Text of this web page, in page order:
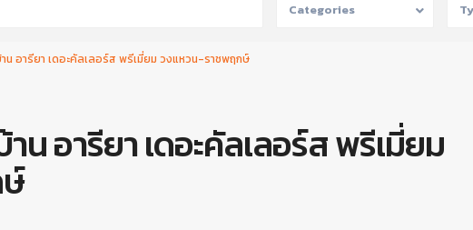
Categories
น อารียา เดอะคัลเลอร์ส พรีเมี่ยม วงแหวน-ราชพฤกษ์
น อารียา เดอะคัลเลอร์ส พรีเมี่ยม